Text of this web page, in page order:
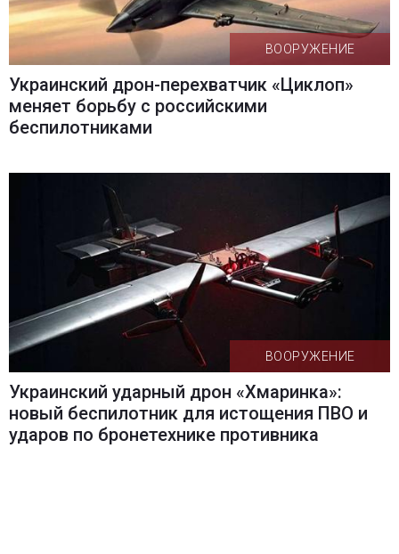
ВООРУЖЕНИЕ
Украинский дрон-перехватчик «Циклоп»
меняет борьбу с российскими
беспилотниками
ВООРУЖЕНИЕ
Украинский ударный дрон «Хмаринка»:
новый беспилотник для истощения ПВО и
ударов по бронетехнике противника